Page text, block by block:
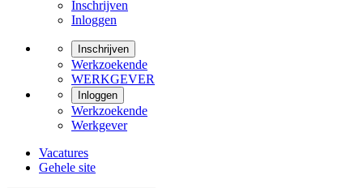
Inschrijven
Inloggen
Inschrijven
Werkzoekende
WERKGEVER
Inloggen
Werkzoekende
Werkgever
Vacatures
Gehele site